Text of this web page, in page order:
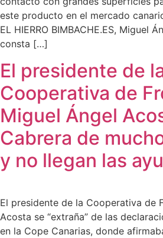
este producto en el mercado
EL HIERRO BIMBACHE.ES, Miguel
consta […]
El presidente de
Cooperativa de
Miguel Ángel
Cabrera de
y no llegan las
El presidente de la Cooperativa de
Acosta se “extraña” de las
en la Cope Canarias, donde